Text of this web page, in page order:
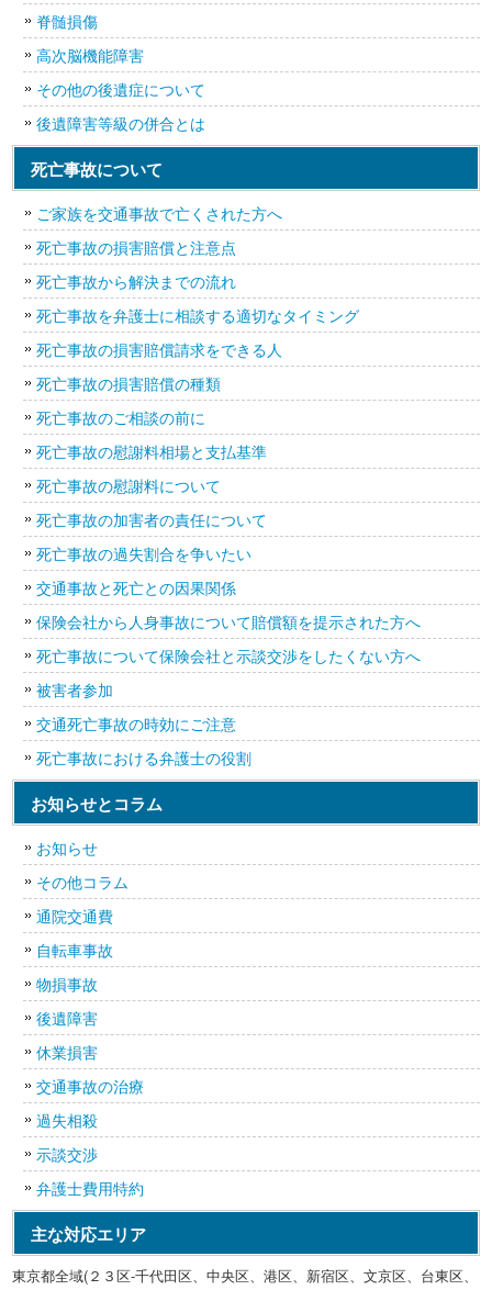
脊髄損傷
高次脳機能障害
その他の後遺症について
後遺障害等級の併合とは
死亡事故について
ご家族を交通事故で亡くされた方へ
死亡事故の損害賠償と注意点
死亡事故から解決までの流れ
死亡事故を弁護士に相談する適切なタイミング
死亡事故の損害賠償請求をできる人
死亡事故の損害賠償の種類
死亡事故のご相談の前に
死亡事故の慰謝料相場と支払基準
死亡事故の慰謝料について
死亡事故の加害者の責任について
死亡事故の過失割合を争いたい
交通事故と死亡との因果関係
保険会社から人身事故について賠償額を提示された方へ
死亡事故について保険会社と示談交渉をしたくない方へ
被害者参加
交通死亡事故の時効にご注意
死亡事故における弁護士の役割
お知らせとコラム
お知らせ
その他コラム
通院交通費
自転車事故
物損事故
後遺障害
休業損害
交通事故の治療
過失相殺
示談交渉
弁護士費用特約
主な対応エリア
東京都全域(２３区-千代田区、中央区、港区、新宿区、文京区、台東区、